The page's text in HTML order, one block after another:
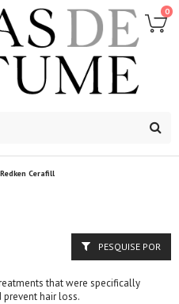
0
Redken Cerafill
PESQUISE POR
that were specifically
hair loss.